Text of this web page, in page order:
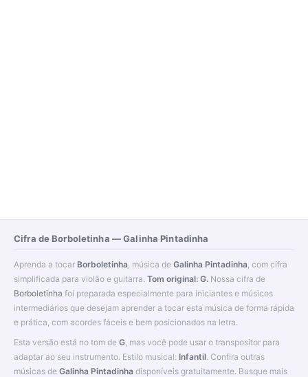
Cifra de Borboletinha — Galinha Pintadinha
Aprenda a tocar Borboletinha , música de Galinha Pintadinha , com cifra
simplificada para violão e guitarra. Tom original: G. Nossa cifra de
Borboletinha foi preparada especialmente para iniciantes e músicos
intermediários que desejam aprender a tocar esta música de forma rápida
e prática, com acordes fáceis e bem posicionados na letra.
Esta versão está no tom de G , mas você pode usar o transpositor para
adaptar ao seu instrumento. Estilo musical: Infantil. Confira outras
músicas de Galinha Pintadinha disponíveis gratuitamente. Busque mais